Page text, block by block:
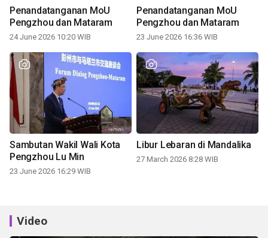
Penandatanganan MoU
Pengzhou dan Mataram
24 June 2026 10:20 WIB
Penandatanganan MoU
Pengzhou dan Mataram
23 June 2026 16:36 WIB
Sambutan Wakil Wali Kota
Pengzhou Lu Min
23 June 2026 16:29 WIB
Libur Lebaran di Mandalika
27 March 2026 8:28 WIB
Video